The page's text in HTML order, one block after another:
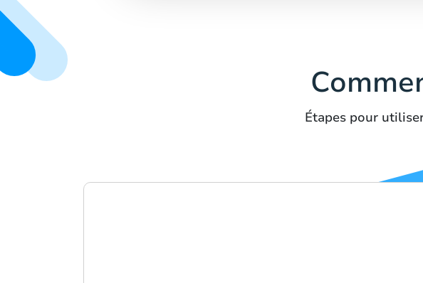
Étapes pour